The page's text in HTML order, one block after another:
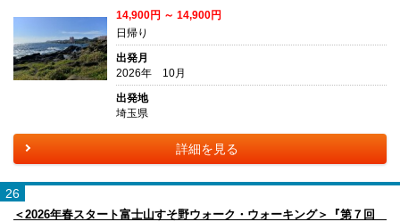
14,900円 ～ 14,900円
日帰り
出発月
2026年 10月
出発地
埼玉県
詳細を見る
26
＜2026年春スタート富士山すそ野ウォーク・ウォーキング＞『第７回